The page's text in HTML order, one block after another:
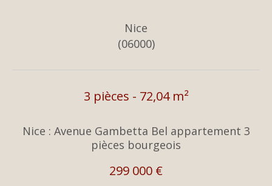
Nice
(06000)
3 pièces - 72,04 m²
Nice : Avenue Gambetta Bel appartement 3
pièces bourgeois
299 000 €